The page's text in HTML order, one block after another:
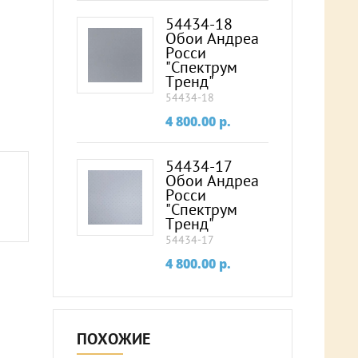
54434-18
Обои Андреа
Росси
"Спектрум
Тренд"
54434-18
4 800.00 p.
54434-17
Обои Андреа
Росси
"Спектрум
Тренд"
54434-17
4 800.00 p.
ПОХОЖИЕ